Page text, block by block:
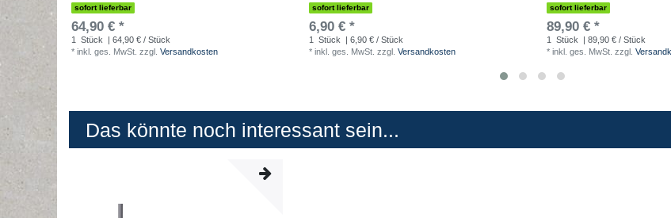
sofort lieferbar
64,90 € *
1 Stück
| 64,90 € / Stück
* inkl. ges. MwSt. zzgl. Versandkosten
sofort lieferbar
6,90 € *
1 Stück
| 6,90 € / Stück
* inkl. ges. MwSt. zzgl. Versandkosten
sofort lieferbar
89,90 € *
1 Stück
| 89,90 € / Stück
* inkl. ges. MwSt. zzgl.
Das könnte noch interessant sein...